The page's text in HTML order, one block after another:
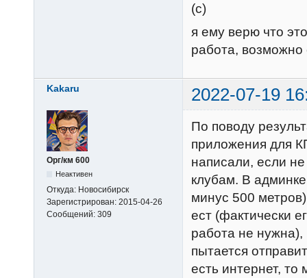
(с)
я ему верю что
работа, возможно
Kakaru 2022-07-19
Орг/км 600
Неактивен
Откуда: Новосибирск
Зарегистрирован: 2015-04-26
Сообщений: 309
По поводу
приложения для
написали, если
клубам. В
минус 500
ест (фактически
работа не нужна),
пытается
есть интернет,